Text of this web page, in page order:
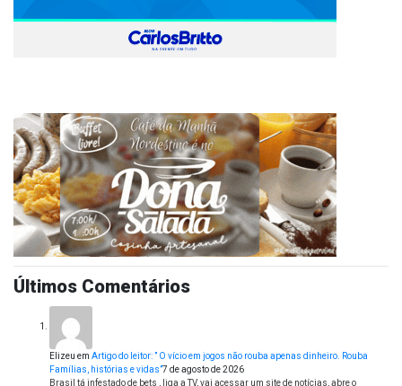
Últimos Comentários
Elizeu em Artigo do leitor: ” O vício em jogos não rouba apenas dinheiro. Rouba
Famílias, histórias e vidas”7 de agosto de 2026
Brasil tá infestado de bets , liga a TV, vai acessar um site de notícias, abre o